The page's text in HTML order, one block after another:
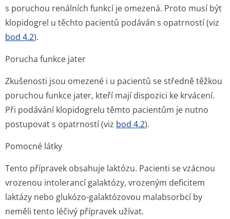
s poruchou renálních funkcí je omezená. Proto musí být
klopidogrel u těchto pacientů podáván s opatrností (viz
bod 4.2).
Porucha funkce jater
Zkušenosti jsou omezené i u pacientů se středně těžkou
poruchou funkce jater, kteří mají dispozici ke krvácení.
Při podávání klopidogrelu těmto pacientům je nutno
postupovat s opatrností (viz bod 4.2).
Pomocné látky
Tento přípravek obsahuje laktózu. Pacienti se vzácnou
vrozenou intolerancí galaktózy, vrozeným deficitem
laktázy nebo glukózo-galaktózovou malabsorbcí by
neměli tento léčivý přípravek užívat.